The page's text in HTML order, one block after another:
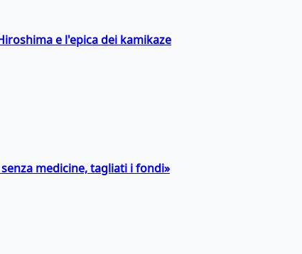
e l'epica dei kamikaze
medicine, tagliati i fondi»